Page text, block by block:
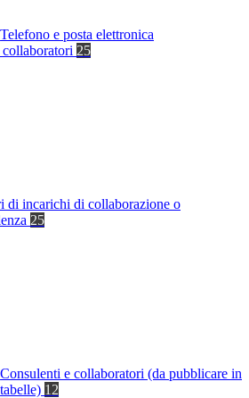
Telefono e posta elettronica
25
di incarichi di collaborazione o
25
Consulenti e collaboratori (da pubblicare in
tabelle) 12